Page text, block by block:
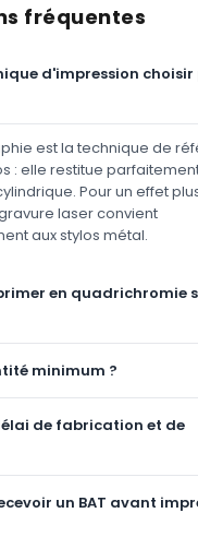
fréquentes
d'impression choisir
est la technique de
: elle restitue
Pour un effet
laser convient
aux stylos métal.
en quadrichromie
minimum ?
de fabrication et de
un BAT avant